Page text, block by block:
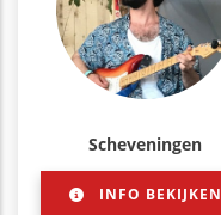
Scheveningen
INFO BEKIJKEN